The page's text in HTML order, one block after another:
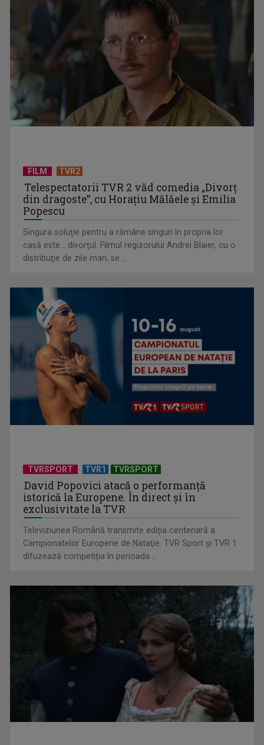
Piesa Angelei Similea „După noapte vine zi” – pe podium şi
acum în inimile ...
Cum ne-a îmbolnăvit telefonul și cum salvarea era mereu
„Cerul” trupei Proconsul – a şasea cea mai votată piesă în
concursul „Cerbul ...
FILM TVR2
Telespectatorii TVR 2 văd comedia „Divorţ
din dragoste”, cu Horaţiu Mălăele şi Emilia
Popescu
Singura soluţie pentru a rămâne singuri în propria lor
casă este... divorţul. Filmul regizorului Andrei Blaier, cu o
distribuţie de zile mari, se ...
TVRSPORT TVR1 TVRSPORT
David Popovici atacă o performanţă
istorică la Europene. În direct şi în
exclusivitate la TVR
Televiziunea Română transmite ediţia centenară a
Campionatelor Europene de Nataţie. TVR Sport şi TVR 1
difuzează competiţia în perioada ...